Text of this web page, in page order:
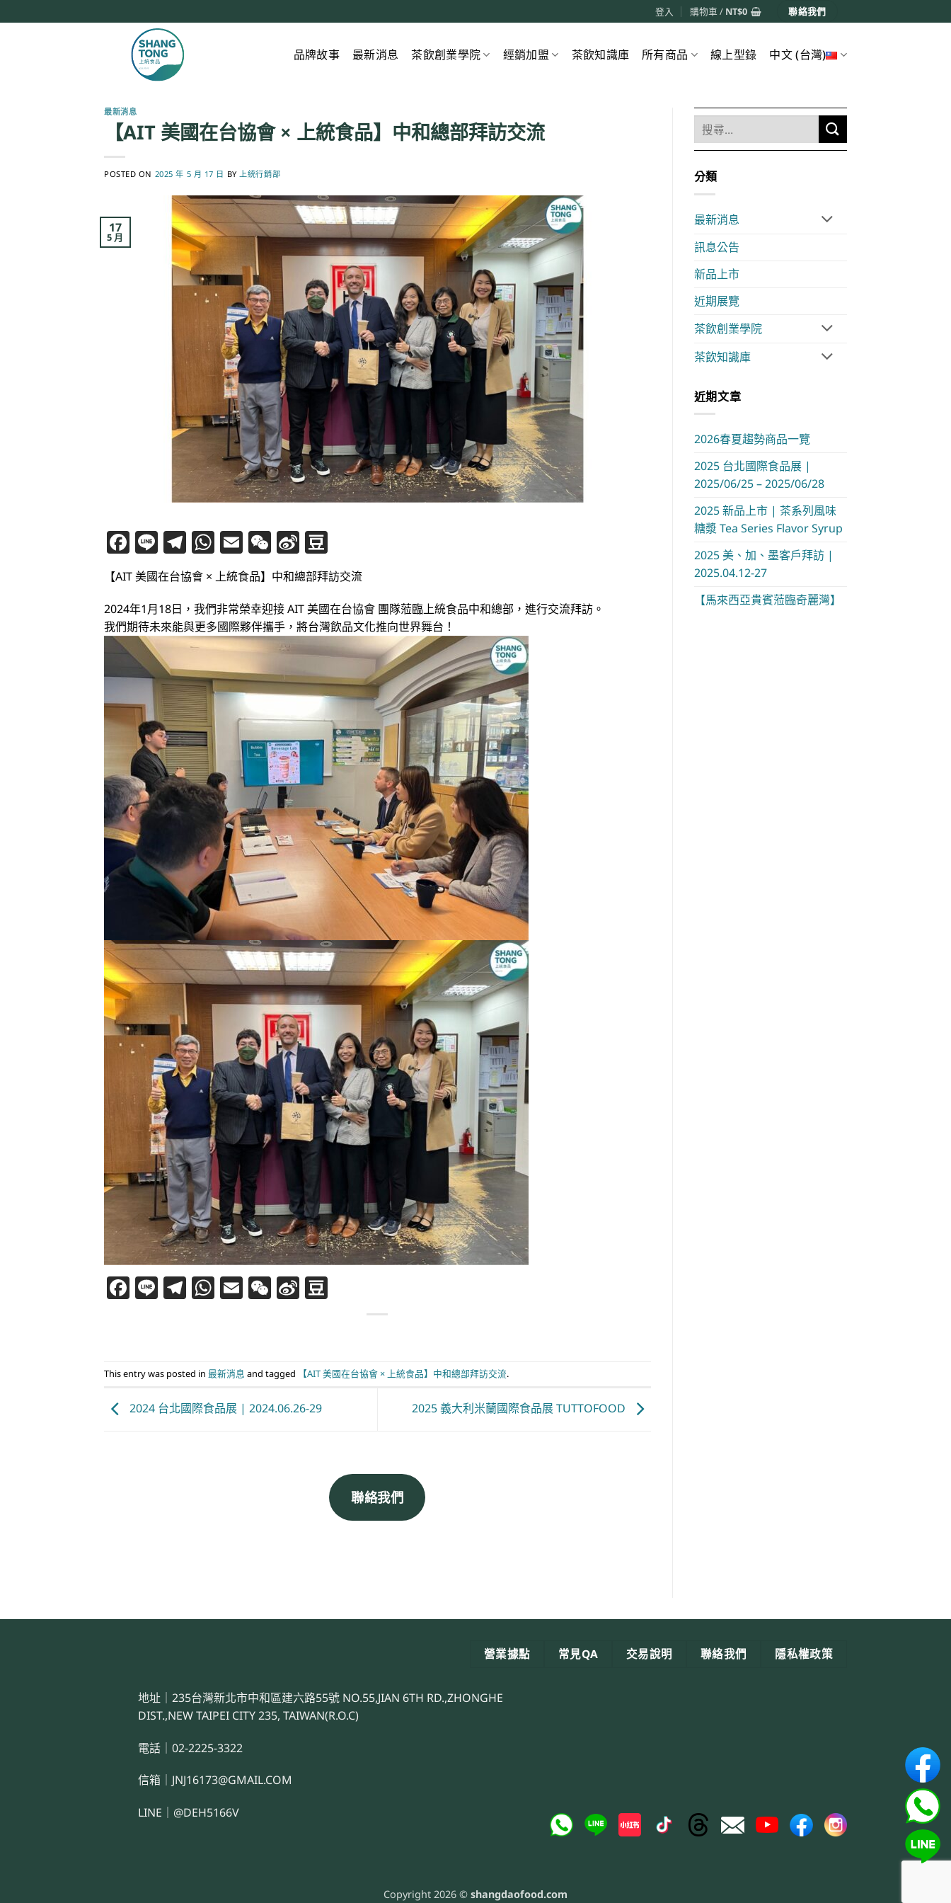
to
登入 購物車 / NT$0 聯絡我們
品牌故事 最新消息 茶飲創業學院 經銷加盟 茶飲知識庫 所有商品 線上型錄 中文 (台灣)
最新消息
【AIT 美國在台協會 × 上統食品】中和總部拜訪交流
POSTED ON 2025 年 5 月 17 日 BY 上統行銷部
17
5 月
Facebook
LineTelegram
WhatsApp
EmailWeChat
Sina
Weibo
【AIT 美國在台協會 × 上統食品】中和總部拜訪交流
2024年1月18日，我們非常榮幸迎接 AIT 美國在台協會 團隊蒞臨上統食品中和總部，進行交流拜訪。
我們期待未來能與更多國際夥伴攜手，將台灣飲品文化推向世界舞台！
Facebook
LineTelegram
WhatsApp
EmailWeChat
Sina
This entry was posted in 最新消息 and tagged 【AIT 美國在台協會 × 上統食品】中和總部拜訪交流.
2024 台北國際食品展 | 2024.06.26-29 2025 義大利米蘭國際食品展 TUTTOFOOD
聯絡我們
分類
最新消息
訊息公告
新品上市
近期展覽
茶飲創業學院
茶飲知識庫
近期文章
2026春夏趨勢商品一覽
2025 台北國際食品展 |
2025/06/25 – 2025/06/28
2025 新品上市 | 茶系列風味
糖漿 Tea Series Flavor Syrup
2025 美、加、墨客戶拜訪 |
2025.04.12-27
【馬來西亞貴賓蒞臨奇麗灣】
營業據點 常見QA 交易說明 聯絡我們 隱私權政策
地址｜235台灣新北市中和區建六路55號 NO.55,JIAN 6TH RD.,ZHONGHE
DIST.,NEW TAIPEI CITY 235, TAIWAN(R.O.C)
電話｜02-2225-3322
信箱｜JNJ16173@GMAIL.COM
LINE｜@DEH5166V
Copyright 2026 © shangdaofood.com